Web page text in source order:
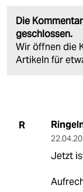
Die
geschlossen.
Wir öffnen die
Artikeln für
R
Jetzt